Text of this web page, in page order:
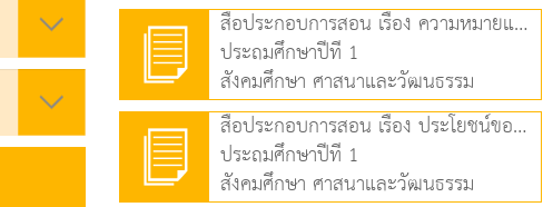
สื่อประกอบการสอน เรื่อง ความหมายและวิธีการออมเงิน (3.82 MB)
ประถมศึกษาปีที่ 1
สังคมศึกษา ศาสนาและวัฒนธรรม
สื่อประกอบการสอน เรื่อง ประโยชน์ของการออม (2.27 MB)
ประถมศึกษาปีที่ 1
สังคมศึกษา ศาสนาและวัฒนธรรม